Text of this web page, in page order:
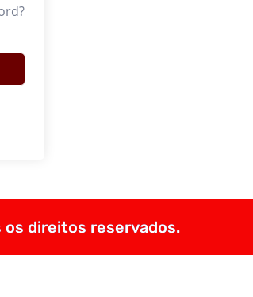
os direitos reservados.